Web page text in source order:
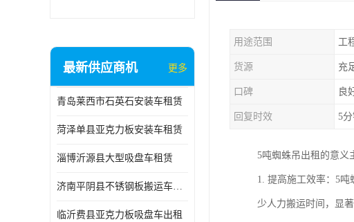
最新供应商机 更多
青岛莱西市石英石安装车租赁
菏泽单县亚克力板安装车租赁
淄博沂源县大型吸盘车租赁
济南平阴县不锈钢板搬运车出租
临沂费县亚克力板吸盘车出租
用途范围 工
货源 充
口碑 良
回复时效 5
5吨蜘蛛吊出租的意义
1. 提高施工效率：5
少人力搬运时间，显